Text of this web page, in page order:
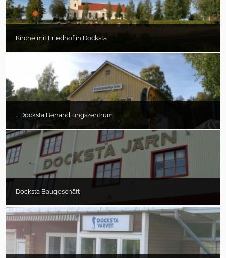
Kirche mit Friedhof in Docksta
… Docksta Behandlungszentrum
Docksta Baugeschäft